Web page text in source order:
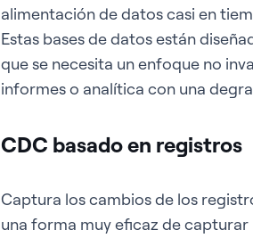
alimentación de datos casi en
Estas bases de datos están
que se necesita un enfoque no
informes o analítica con una
CDC basado en registros
Captura los cambios de los
una forma muy eficaz de